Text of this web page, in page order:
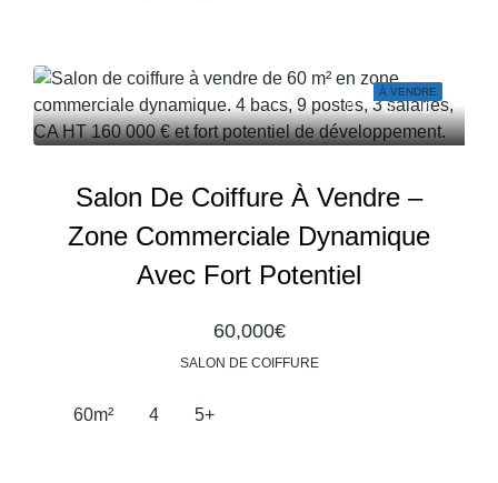
À VENDRE
Salon De Coiffure À Vendre –
Zone Commerciale Dynamique
Avec Fort Potentiel
60,000€
SALON DE COIFFURE
60m² 4 5+